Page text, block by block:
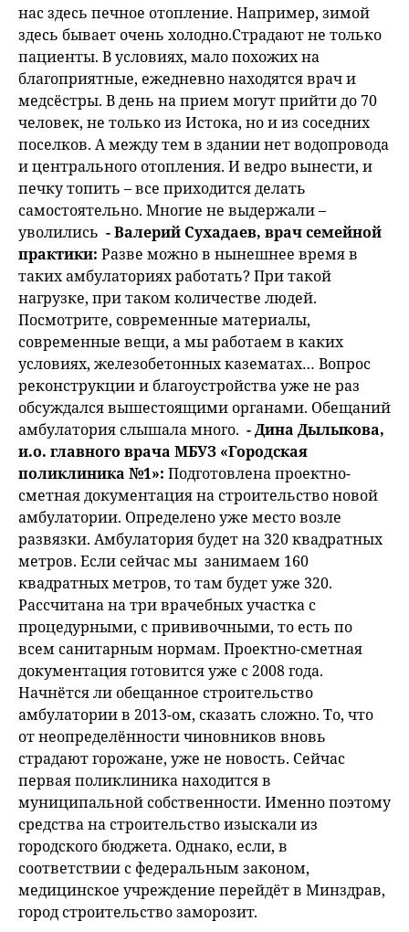
нас здесь печное отопление. Например, зимой
здесь бывает очень холодно.Страдают не только
пациенты. В условиях, мало похожих на
благоприятные, ежедневно находятся врач и
медсёстры. В день на прием могут прийти до 70
человек, не только из Истока, но и из соседних
поселков. А между тем в здании нет водопровода
и центрального отопления. И ведро вынести, и
печку топить – все приходится делать
самостоятельно. Многие не выдержали –
уволились - Валерий Сухадаев, врач семейной
практики: Разве можно в нынешнее время в
таких амбулаториях работать? При такой
нагрузке, при таком количестве людей.
Посмотрите, современные материалы,
современные вещи, а мы работаем в каких
условиях, железобетонных казематах… Вопрос
реконструкции и благоустройства уже не раз
обсуждался вышестоящими органами. Обещаний
амбулатория слышала много. - Дина Дылыкова,
и.о. главного врача МБУЗ «Городская
поликлиника №1»: Подготовлена проектно-
сметная документация на строительство новой
амбулатории. Определено уже место возле
развязки. Амбулатория будет на 320 квадратных
метров. Если сейчас мы занимаем 160
квадратных метров, то там будет уже 320.
Рассчитана на три врачебных участка с
процедурными, с прививочными, то есть по
всем санитарным нормам. Проектно-сметная
документация готовится уже с 2008 года.
Начнётся ли обещанное строительство
амбулатории в 2013-ом, сказать сложно. То, что
от неопределённости чиновников вновь
страдают горожане, уже не новость. Сейчас
первая поликлиника находится в
муниципальной собственности. Именно поэтому
средства на строительство изыскали из
городского бюджета. Однако, если, в
соответствии с федеральным законом,
медицинское учреждение перейдёт в Минздрав,
город строительство заморозит.